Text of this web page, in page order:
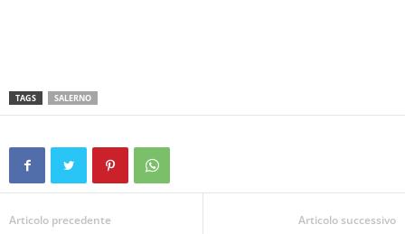
TAGS SALERNO
Articolo precedente Articolo successivo